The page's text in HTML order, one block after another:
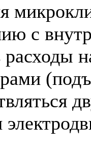
с
расходы